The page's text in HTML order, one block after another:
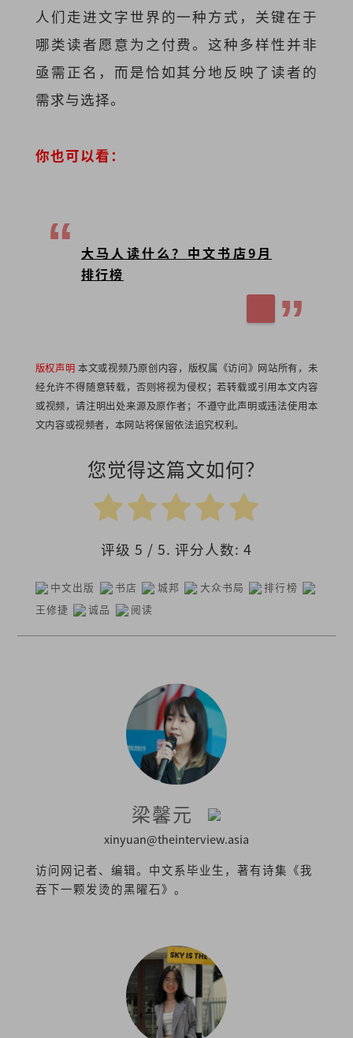
人们走进文字世界的一种方式，关键在于
哪类读者愿意为之付费。这种多样性并非
亟需正名，而是恰如其分地反映了读者的
需求与选择。
你也可以看：
大马人读什么？中文书店9月
排行榜
版权声明本文或视频乃原创内容，版权属《访问》网站所有，未
经允许不得随意转载，否则将视为侵权；若转载或引用本文内容
或视频，请注明出处来源及原作者；不遵守此声明或违法使用本
文内容或视频者，本网站将保留依法追究权利。
您觉得这篇文如何？
评级 5 / 5. 评分人数: 4
中文出版 书店 城邦 大众书局
排行榜
王修捷
诚品 阅读
梁馨元
xinyuan@theinterview.asia
访问网记者、编辑。中文系毕业生，著有诗集《我
吞下一颗发烫的黑曜石》。